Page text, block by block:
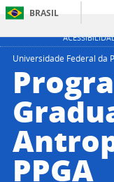
BRASIL
Universidade Federal da
PPGA